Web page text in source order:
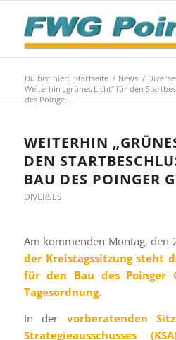
Du bist hier: Startseite / News /
Weiterhin „grünes Licht“ für den
des Poinge...
WEITERHIN
DEN
BAU DES POINGER
DIVERSES
Am kommenden Montag, den
der Kreistagssitzung steht
für den Bau des Poinger
Tagesordnung.
In der vorberatenden
Strategieausschusses